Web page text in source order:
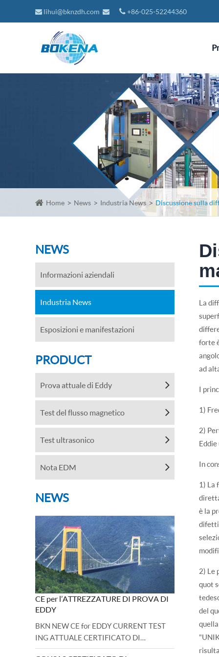
lihui@bknzdh.com +86-025-52244360
Home News Industria News Discussione sulla
NEWS
Informazioni aziendali
Industria News
Esposizioni e manifestazioni
PRODUCT
Prova attuale di Eddy
Test del flusso magnetico
Test ultrasonico
Nota EDM
NEWS
CE per l’ATTREZZATURE DI PROVA DI
EDDY
BKN NEW CE for EDDY CURRENT TEST
ING ATTUALE CERTIFICATO DI
MACCHINA E BASE DIRETTIVA
La
forte
ad
I
1)
2)
Eddie
In
1) La
è la
2) Le
quot
del